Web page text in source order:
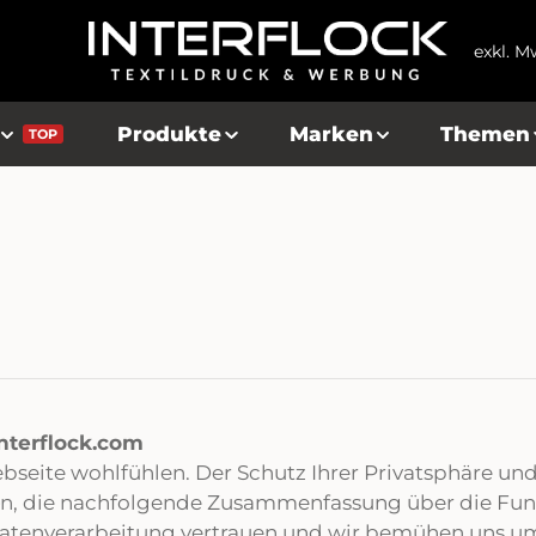
exkl.
TOP Produkte Marken Themen
wohlfühlen. Der Schutz Ihrer Privatsphäre
die nachfolgende Zusammenfassung über die